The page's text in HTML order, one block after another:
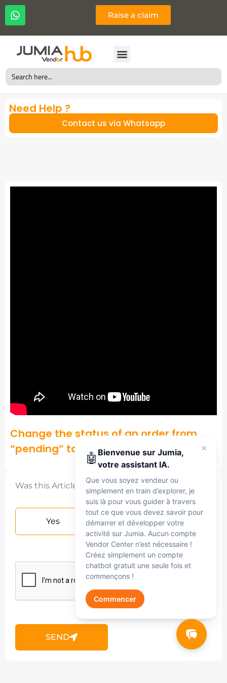
Raise a claim
Search
for:
Need Help ?
Contact us via Whatsapp
Change the status of an order from
“pending” to “ready to ship.”
Was this Article helpful?
Yes No
SEND
🤖 Bienvenue sur Jumia,
votre assistant IA.
Que vous soyez vendeur ou
simplement en train d’explorer, je
suis là pour vous guider à travers
tout ce que vous devez savoir pour
démarrer et développer votre
activité sur Jumia. Aucun compte
Vendor Center n’est nécessaire !
Créez simplement un compte
chatbot gratuit une seule fois et
commençons !
Commencer
Jumia AI